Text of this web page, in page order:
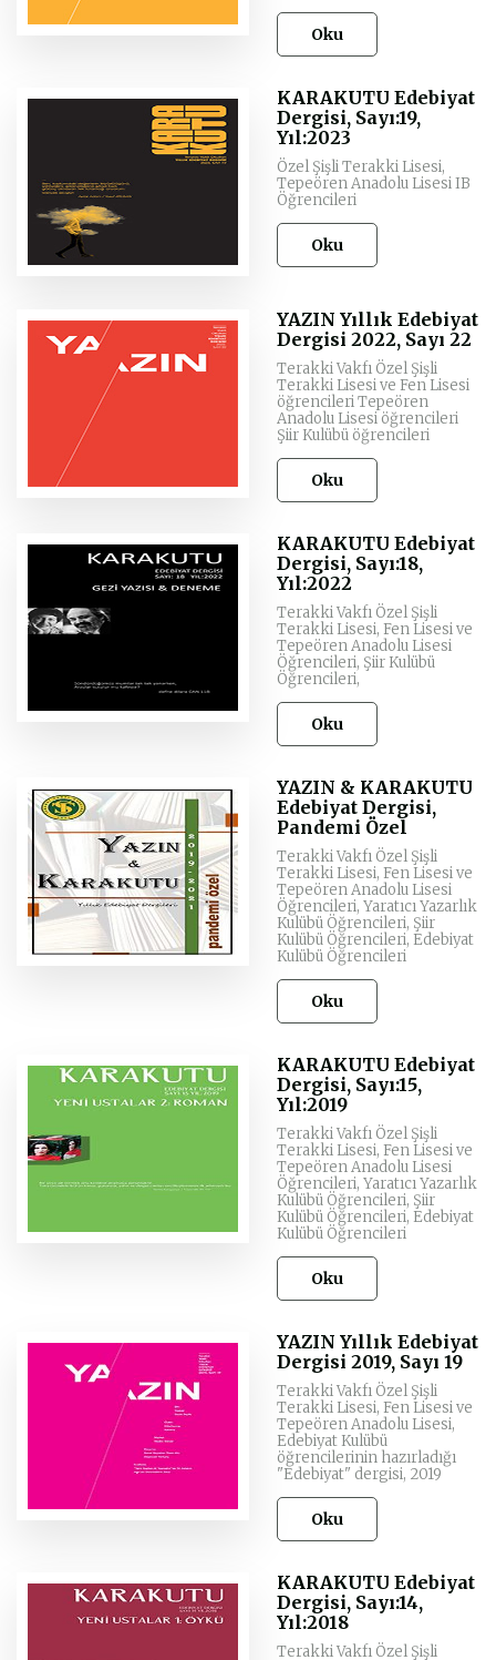
Oku
KARAKUTU Edebiyat
Dergisi, Sayı:19,
Yıl:2023
Özel Şişli Terakki Lisesi,
Tepeören Anadolu Lisesi IB
Öğrencileri
Oku
YAZIN Yıllık Edebiyat
Dergisi 2022, Sayı 22
Terakki Vakfı Özel Şişli
Terakki Lisesi ve Fen Lisesi
öğrencileri Tepeören
Anadolu Lisesi öğrencileri
Şiir Kulübü öğrencileri
Oku
KARAKUTU Edebiyat
Dergisi, Sayı:18,
Yıl:2022
Terakki Vakfı Özel Şişli
Terakki Lisesi, Fen Lisesi ve
Tepeören Anadolu Lisesi
Öğrencileri, Şiir Kulübü
Öğrencileri,
Oku
YAZIN & KARAKUTU
Edebiyat Dergisi,
Pandemi Özel
Terakki Vakfı Özel Şişli
Terakki Lisesi, Fen Lisesi ve
Tepeören Anadolu Lisesi
Öğrencileri, Yaratıcı Yazarlık
Kulübü Öğrencileri, Şiir
Kulübü Öğrencileri, Edebiyat
Kulübü Öğrencileri
Oku
KARAKUTU Edebiyat
Dergisi, Sayı:15,
Yıl:2019
Terakki Vakfı Özel Şişli
Terakki Lisesi, Fen Lisesi ve
Tepeören Anadolu Lisesi
Öğrencileri, Yaratıcı Yazarlık
Kulübü Öğrencileri, Şiir
Kulübü Öğrencileri, Edebiyat
Kulübü Öğrencileri
Oku
YAZIN Yıllık Edebiyat
Dergisi 2019, Sayı 19
Terakki Vakfı Özel Şişli
Terakki Lisesi, Fen Lisesi ve
Tepeören Anadolu Lisesi,
Edebiyat Kulübü
öğrencilerinin hazırladığı
"Edebiyat" dergisi, 2019
Oku
KARAKUTU Edebiyat
Dergisi, Sayı:14,
Yıl:2018
Terakki Vakfı Özel Şişli